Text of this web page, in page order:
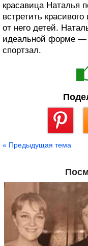
красавица Наталья
встретить
от него детей.
идеальной форме —
спортзал.
« Предыдущая тема